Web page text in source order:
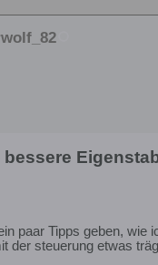
bessere
paar Tipps geben, wie
der steuerung etwas